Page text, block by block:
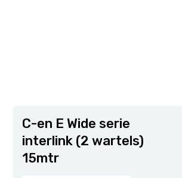
C-en E Wide serie
interlink (2 wartels)
15mtr